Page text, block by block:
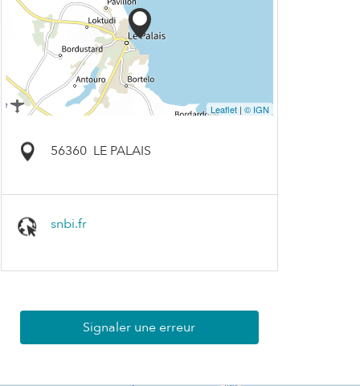
Leaflet | © IGN
56360 LE PALAIS
snbi.fr
Signaler une erreur